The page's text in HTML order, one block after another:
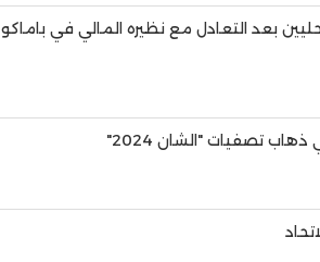
بعد التعادل مع نظيره المالي في باماكو
تصفيات "الشان 2024"